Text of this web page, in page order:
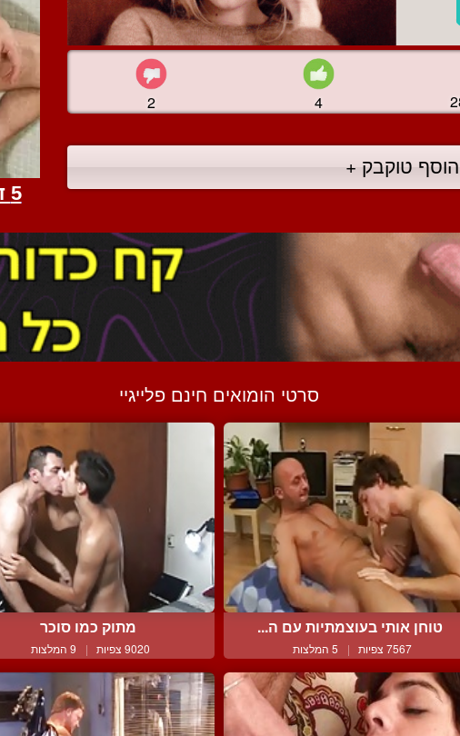
2 4
הוסף טוקבק +
סרטי הומואים חינם פלייגיי
טוחן אותי בעוצמתיות עם ה...
7567 צפיות | 5 המלצות
מתוק כמו סוכר
9020 צפיות | 9 המלצות